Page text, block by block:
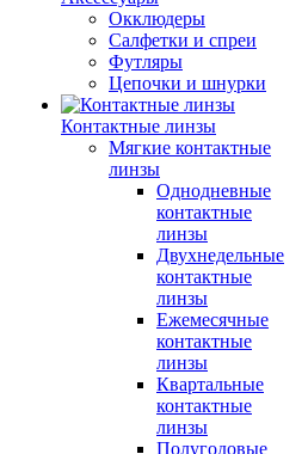
Окклюдеры
Салфетки и спреи
Футляры
Цепочки и шнурки
Контактные линзы
Мягкие контактные
линзы
Однодневные
контактные
линзы
Двухнедельные
контактные
линзы
Ежемесячные
контактные
линзы
Квартальные
контактные
линзы
Полугодовые